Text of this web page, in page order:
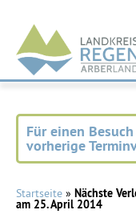
Landkreis
Regen
Für einen
vorherige
Startseite » Nächste
am 25. April 2014